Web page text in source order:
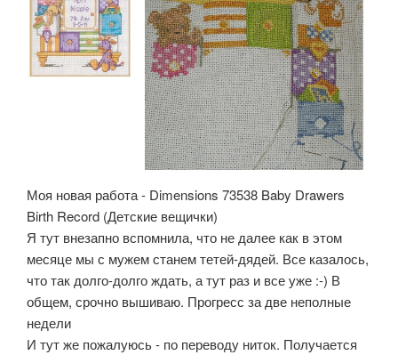
Моя новая работа - Dimensions 73538 Baby Drawers
Birth Record (Детские вещички)
Я тут внезапно вспомнила, что не далее как в этом
месяце мы с мужем станем тетей-дядей. Все казалось,
что так долго-долго ждать, а тут раз и все уже :-) В
общем, срочно вышиваю. Прогресс за две неполные
недели
И тут же пожалуюсь - по переводу ниток. Получается